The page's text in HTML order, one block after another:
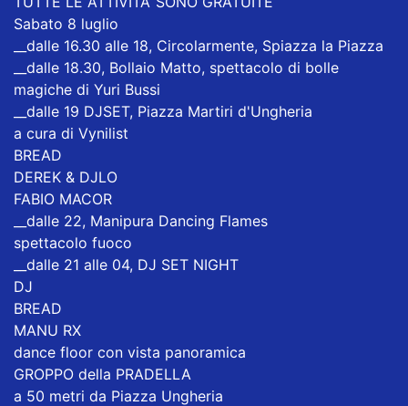
Sabato 8 luglio
__dalle 16.30 alle 18, Circolarmente, Spiazza la Piazza
__dalle 18.30, Bollaio Matto, spettacolo di bolle
magiche di Yuri Bussi
__dalle 19 DJSET, Piazza Martiri d'Ungheria
a cura di Vynilist
BREAD
DEREK & DJLO
FABIO MACOR
__dalle 22, Manipura Dancing Flames
spettacolo fuoco
__dalle 21 alle 04, DJ SET NIGHT
DJ
BREAD
MANU RX
dance floor con vista panoramica
GROPPO della PRADELLA
a 50 metri da Piazza Ungheria